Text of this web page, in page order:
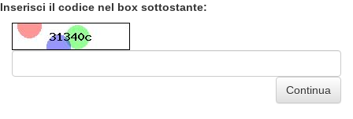
Inserisci il codice nel box sottostante:
Continua